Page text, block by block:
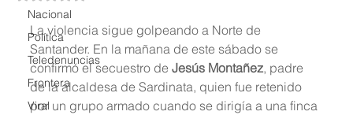
Nacional
Política
Teledenuncias
Frontera
Viral
La violencia sigue golpeando a Norte de
Santander. En la mañana de este sábado se
confirmó el secuestro de Jesús Montañez, padre
de la alcaldesa de Sardinata, quien fue retenido
por un grupo armado cuando se dirigía a una finca